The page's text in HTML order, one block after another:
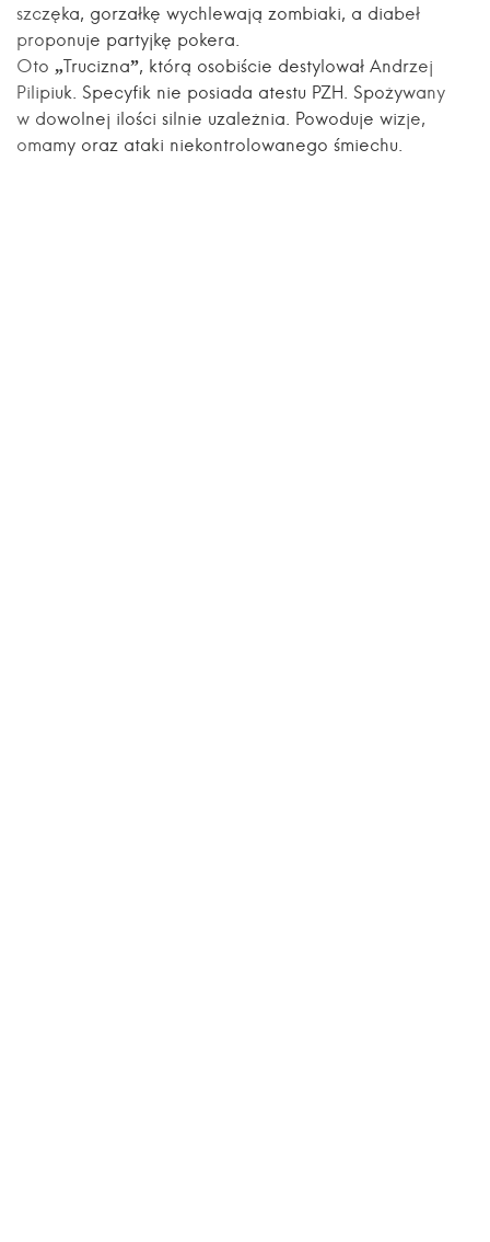
szczęka, gorzałkę wychlewają zombiaki, a diabeł
proponuje partyjkę pokera.
Oto „Trucizna”, którą osobiście destylował Andrzej
Pilipiuk. Specyfik nie posiada atestu PZH. Spożywany
w dowolnej ilości silnie uzależnia. Powoduje wizje,
omamy oraz ataki niekontrolowanego śmiechu.